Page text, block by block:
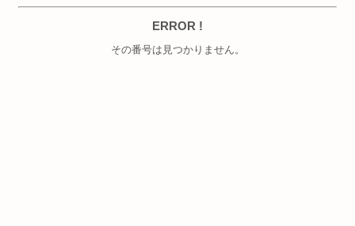
ERROR !
その番号は見つかりません。